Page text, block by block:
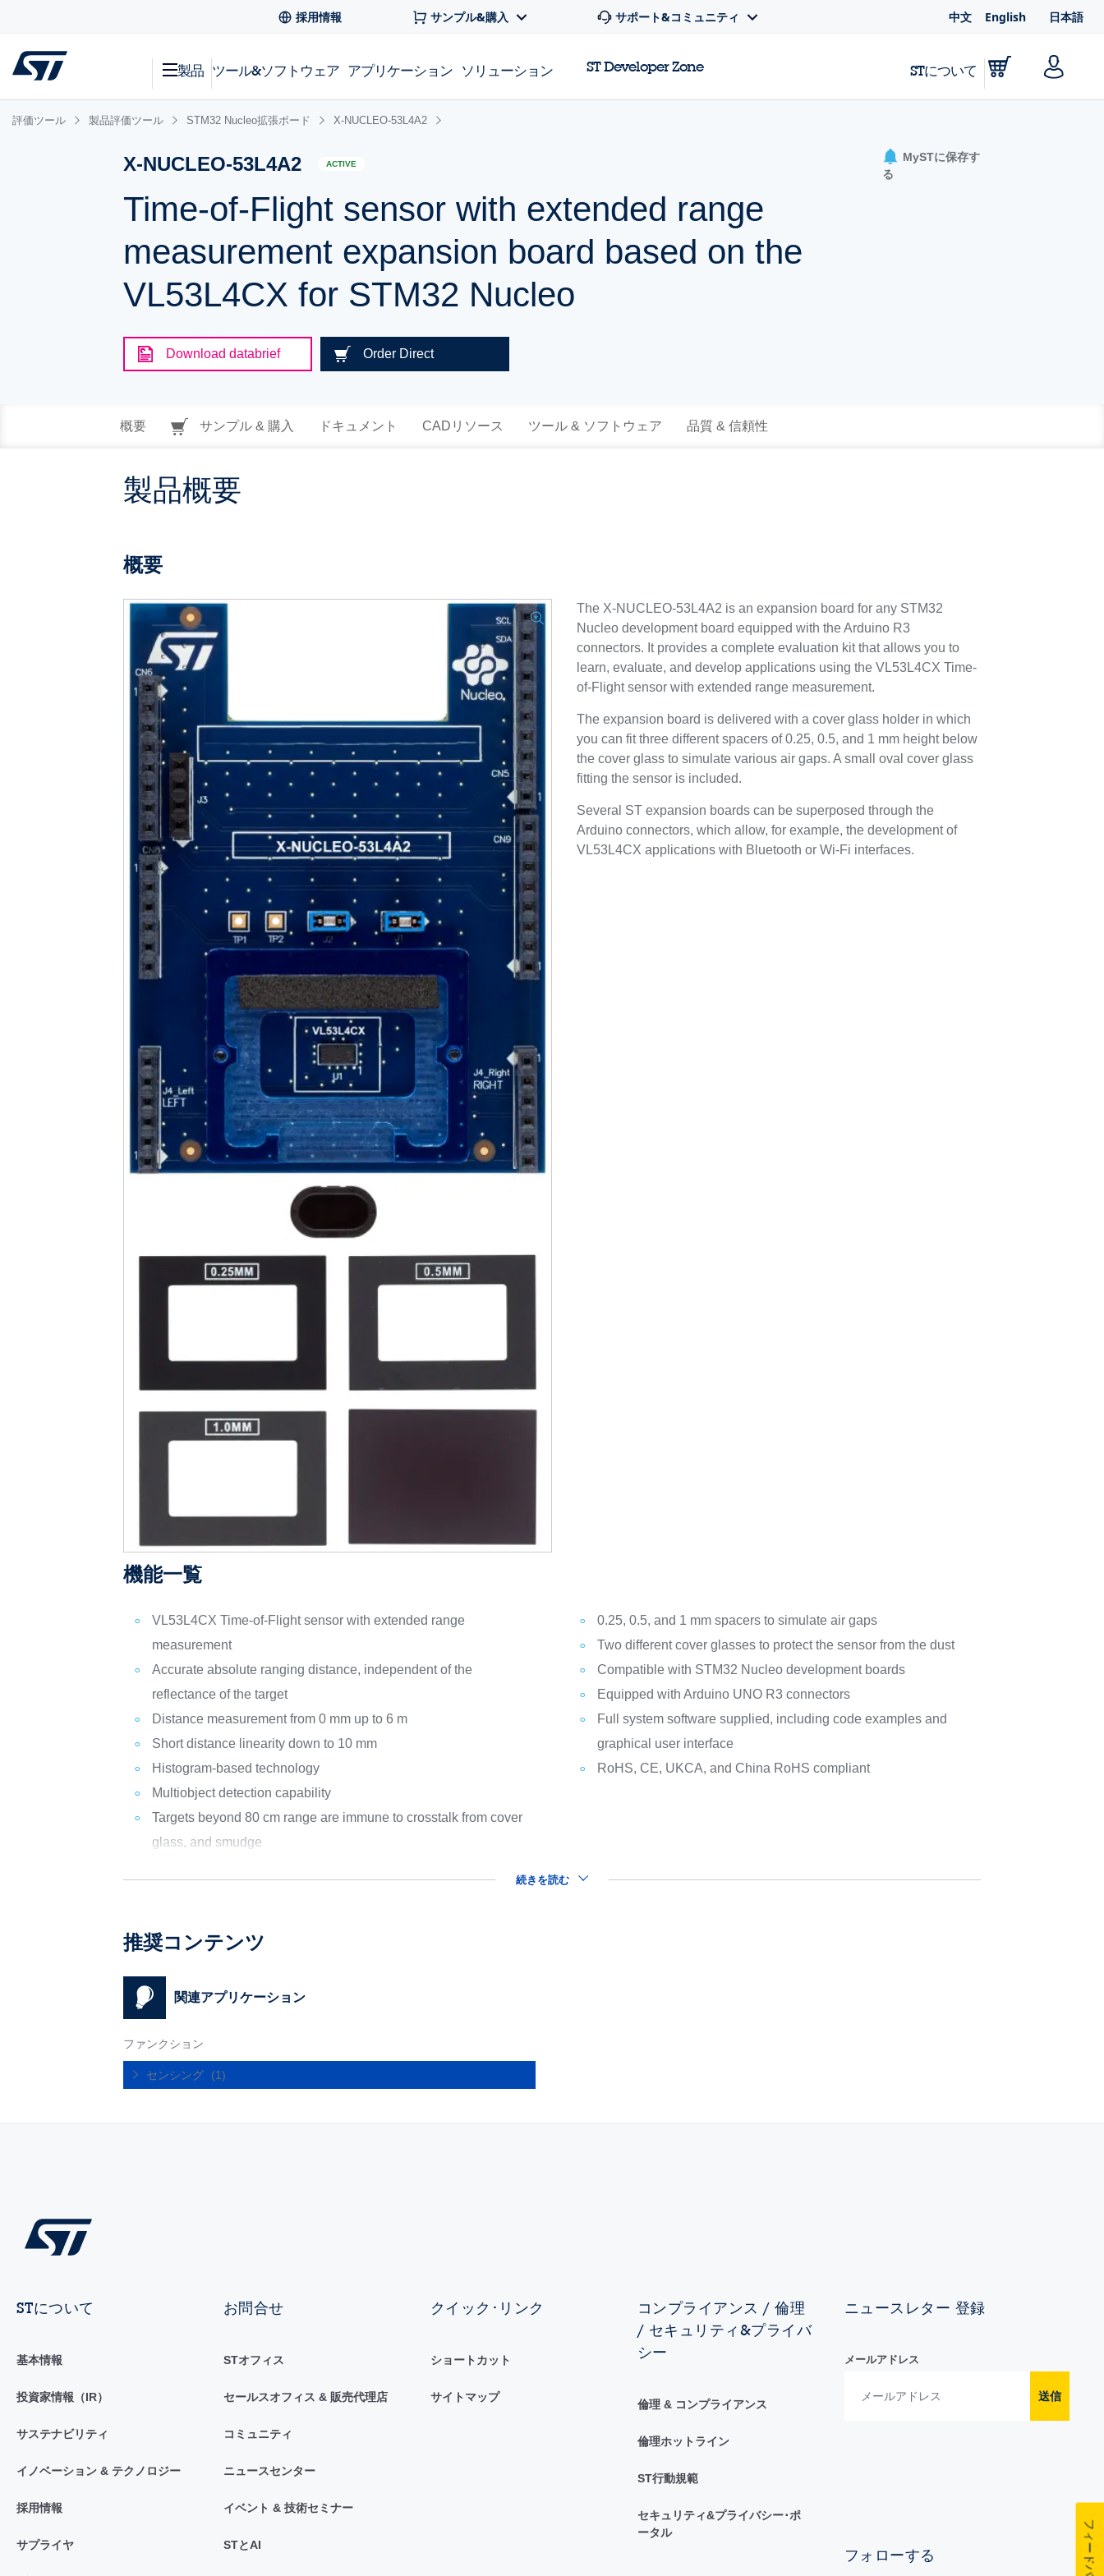
採用情報 サンプル&購入 サポート&コミュニティ 中文 English 日本語
製品 ツール&ソフトウェア アプリケーション ソリューション ST Developer Zone STについて
評価ツール 製品評価ツール STM32 Nucleo拡張ボード X-NUCLEO-53L4A2
X-NUCLEO-53L4A2 ACTIVE
Time-of-Flight sensor with extended range
measurement expansion board based on the
VL53L4CX for STM32 Nucleo
MySTに保存す
る
Download databrief Order Direct
概要 サンプル & 購入 ドキュメント CADリソース ツール & ソフトウェア 品質 & 信頼性
製品概要
概要
The X-NUCLEO-53L4A2 is an expansion board for any STM32
Nucleo development board equipped with the Arduino R3
connectors. It provides a complete evaluation kit that allows you to
learn, evaluate, and develop applications using the VL53L4CX Time-
of-Flight sensor with extended range measurement.
The expansion board is delivered with a cover glass holder in which
you can fit three different spacers of 0.25, 0.5, and 1 mm height below
the cover glass to simulate various air gaps. A small oval cover glass
fitting the sensor is included.
Several ST expansion boards can be superposed through the
Arduino connectors, which allow, for example, the development of
VL53L4CX applications with Bluetooth or Wi-Fi interfaces.
機能一覧
VL53L4CX Time-of-Flight sensor with extended range
measurement
Accurate absolute ranging distance, independent of the
reflectance of the target
Distance measurement from 0 mm up to 6 m
Short distance linearity down to 10 mm
Histogram-based technology
Multiobject detection capability
Targets beyond 80 cm range are immune to crosstalk from cover
glass, and smudge
0.25, 0.5, and 1 mm spacers to simulate air gaps
Two different cover glasses to protect the sensor from the dust
Compatible with STM32 Nucleo development boards
Equipped with Arduino UNO R3 connectors
Full system software supplied, including code examples and
graphical user interface
RoHS, CE, UKCA, and China RoHS compliant
続きを読む
推奨コンテンツ
関連アプリケーション
ファンクション
センシング (1)
STについて
基本情報
投資家情報（IR）
サステナビリティ
イノベーション & テクノロジー
採用情報
サプライヤ
お問合せ
STオフィス
セールスオフィス & 販売代理店
コミュニティ
ニュースセンター
イベント & 技術セミナー
STとAI
クイック･リンク
ショートカット
サイトマップ
コンプライアンス / 倫理
/ セキュリティ&プライバ
シー
倫理 & コンプライアンス
倫理ホットライン
ST行動規範
セキュリティ&プライバシー･ポ
ータル
ニュースレター 登録
メールアドレス
送信
フォローする フィードバック